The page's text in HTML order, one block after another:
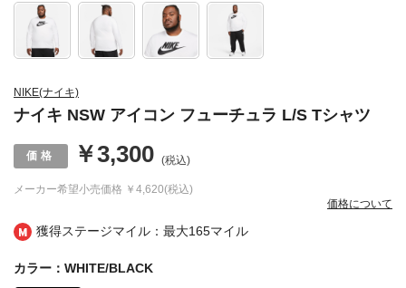
獲得ステージマイル：最大165マイル
NIKE(ナイキ)
ナイキ NSW アイコン フューチュラ L/S Tシャツ
メーカー希望小売価格 ￥4,620(税込)
￥3,300 (税込)
価格について
カラー：WHITE/BLACK